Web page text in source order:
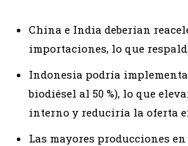
China e India deberían
importaciones, lo que
Indonesia podría
biodiésel al 50 %), lo que
interno y reduciría la oferta
Las mayores producciones